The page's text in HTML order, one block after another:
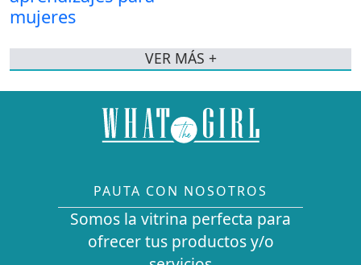
VER MÁS +
PAUTA CON NOSOTROS
Somos la vitrina perfecta para
ofrecer tus productos y/o